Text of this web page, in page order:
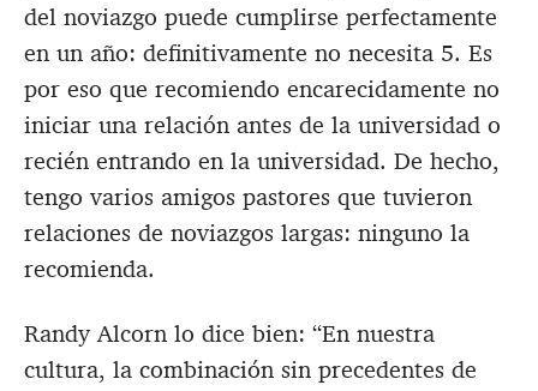
del noviazgo puede cumplirse perfectamente
en un año: definitivamente no necesita 5. Es
por eso que recomiendo encarecidamente no
iniciar una relación antes de la universidad o
recién entrando en la universidad. De hecho,
tengo varios amigos pastores que tuvieron
relaciones de noviazgos largas: ninguno la
recomienda.
Randy Alcorn lo dice bien: “En nuestra
cultura, la combinación sin precedentes de